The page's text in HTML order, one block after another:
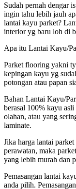
Sudah pernah dengar
ingin tahu lebih jauh
lantai kayu parket?
interior yg baru loh di
Apa itu Lantai Kayu/
Parket flooring yakni
kepingan kayu yg
potongan atau papan
Bahan Lantai Kayu/
berasal 100% kayu
olahan, atau yang
laminate.
Jika harga lantai
perawatan, maka
yang lebih murah dan
Pemasangan lantai
anda pilih.